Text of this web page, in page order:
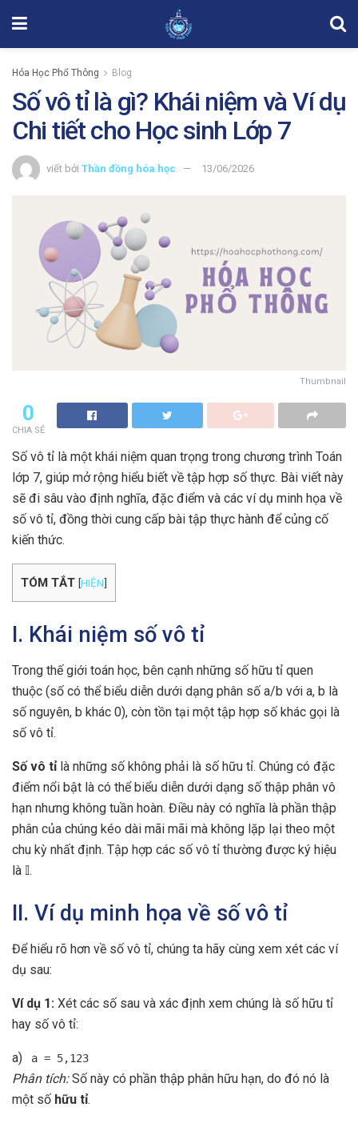
Hóa Học Phổ Thông Blog
Số vô tỉ là gì? Khái niệm và Ví dụ
Chi tiết cho Học sinh Lớp 7
viết bởi Thần đồng hóa học 13/06/2026
Thumbnail
0
CHIA SẺ
Số vô tỉ là một khái niệm quan trọng trong chương trình Toán
lớp 7, giúp mở rộng hiểu biết về tập hợp số thực. Bài viết này
sẽ đi sâu vào định nghĩa, đặc điểm và các ví dụ minh họa về
số vô tỉ, đồng thời cung cấp bài tập thực hành để củng cố
kiến thức.
TÓM TẮT [HIỆN]
I. Khái niệm số vô tỉ
Trong thế giới toán học, bên cạnh những số hữu tỉ quen
thuộc (số có thể biểu diễn dưới dạng phân số a/b với a, b là
số nguyên, b khác 0), còn tồn tại một tập hợp số khác gọi là
số vô tỉ.
Số vô tỉlà những số không phải là số hữu tỉ. Chúng có đặc
điểm nổi bật là có thể biểu diễn dưới dạng số thập phân vô
hạn nhưng không tuần hoàn. Điều này có nghĩa là phần thập
phân của chúng kéo dài mãi mãi mà không lặp lại theo một
chu kỳ nhất định. Tập hợp các số vô tỉ thường được ký hiệu
là 𝕀.
II. Ví dụ minh họa về số vô tỉ
Để hiểu rõ hơn về số vô tỉ, chúng ta hãy cùng xem xét các ví
dụ sau:
Ví dụ 1: Xét các số sau và xác định xem chúng là số hữu tỉ
hay số vô tỉ:
a) a = 5,123
Phân tích:Số này có phần thập phân hữu hạn, do đó nó là
một số hữu tỉ.